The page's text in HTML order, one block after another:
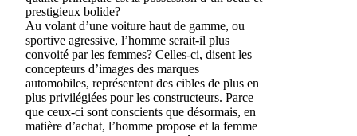
prestigieux bolide?
Au volant d’une voiture haut de gamme, ou
sportive agressive, l’homme serait-il plus
convoité par les femmes? Celles-ci, disent les
concepteurs d’images des marques
automobiles, représentent des cibles de plus en
plus privilégiées pour les constructeurs. Parce
que ceux-ci sont conscients que désormais, en
matière d’achat, l’homme propose et la femme